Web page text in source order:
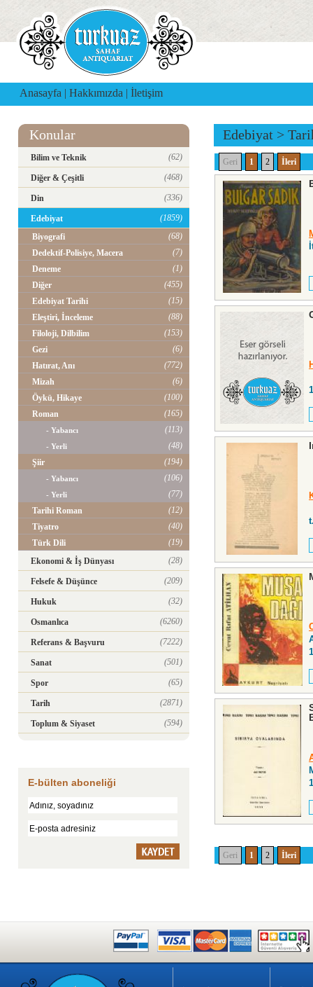
Anasayfa | Hakkımızda | İletişim
Konular
Bilim ve Teknik (62)
Diğer & Çeşitli (468)
Din (336)
Edebiyat
(1859)
Biyografi
(68)
Dedektif-Polisiye, Macera
(7)
Deneme
(1)
Diğer
(455)
Edebiyat Tarihi
(15)
Eleştiri, İnceleme
(88)
Filoloji, Dilbilim
(153)
Gezi
(6)
Hatırat, Anı
(772)
Mizah
(6)
Öykü, Hikaye
(100)
Roman
(165)
- Yabancı (113)
- Yerli
(48)
Şiir
(194)
- Yabancı (106)
- Yerli
(77)
Tarihi Roman
(12)
Tiyatro
(40)
Türk Dili
(19)
Ekonomi & İş Dünyası
(28)
Felsefe & Düşünce (209)
Hukuk (32)
Osmanlıca (6260)
Referans & Başvuru (7222)
Sanat (501)
Spor (65)
Tarih (2871)
Toplum & Siyaset (594)
E-bülten aboneliği
Edebiyat >
Geri 1 2 İleri
Geri 1 2 İleri